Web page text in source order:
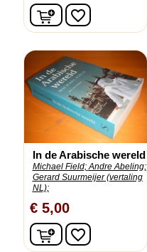
In winkelwagen
favorite_border
In de Arabische wereld
Michael Field; Andre Abeling;
Gerard Suurmeijer (vertaling
NL);
€ 5,00
In winkelwagen
favorite_border